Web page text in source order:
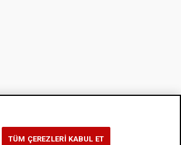
TÜM ÇEREZLERİ KABUL ET